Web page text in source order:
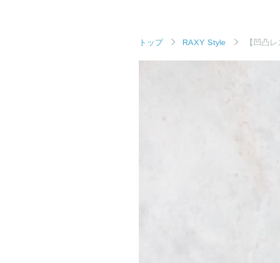
トップ RAXY Style 【凹凸